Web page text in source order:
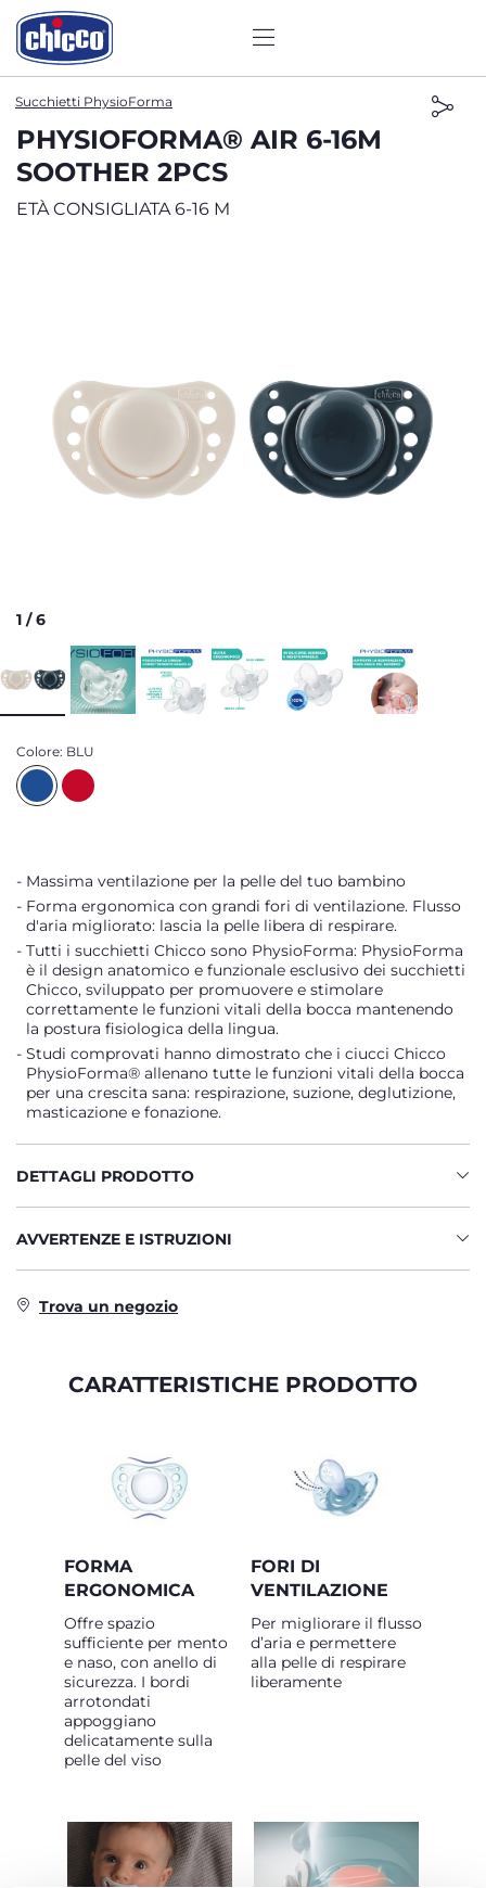
Succhietti PhysioForma
PHYSIOFORMA® AIR 6-16M
SOOTHER 2PCS
ETÀ CONSIGLIATA 6-16 M
1 /6
Colore: BLU
Massima ventilazione per la pelle del tuo bambino
Forma ergonomica con grandi fori di ventilazione. Flusso
d'aria migliorato: lascia la pelle libera di respirare.
Tutti i succhietti Chicco sono PhysioForma: PhysioForma
è il design anatomico e funzionale esclusivo dei succhietti
Chicco, sviluppato per promuovere e stimolare
correttamente le funzioni vitali della bocca mantenendo
la postura fisiologica della lingua.
Studi comprovati hanno dimostrato che i ciucci Chicco
PhysioForma® allenano tutte le funzioni vitali della bocca
per una crescita sana: respirazione, suzione, deglutizione,
masticazione e fonazione.
DETTAGLI PRODOTTO
AVVERTENZE E ISTRUZIONI
Trova un negozio
CARATTERISTICHE PRODOTTO
FORMA
ERGONOMICA
Offre spazio
sufficiente per mento
e naso, con anello di
sicurezza. I bordi
arrotondati
appoggiano
delicatamente sulla
pelle del viso
FORI DI
VENTILAZIONE
Per migliorare il flusso
d’aria e permettere
alla pelle di respirare
liberamente